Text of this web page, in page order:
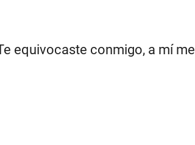
equivocaste conmigo, a mí me